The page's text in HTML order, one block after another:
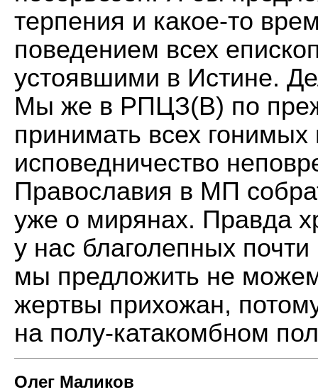
терпения и какое-то
поведением всех
устоявшими в Истине.
Мы же в РПЦЗ(В) по
принимать всех
исповедничество
Православия в МП
уже о мирянах. Правда
у нас благолепных
мы предложить не
жертвы прихожан,
на полу-катакомбном
Олег Маликов